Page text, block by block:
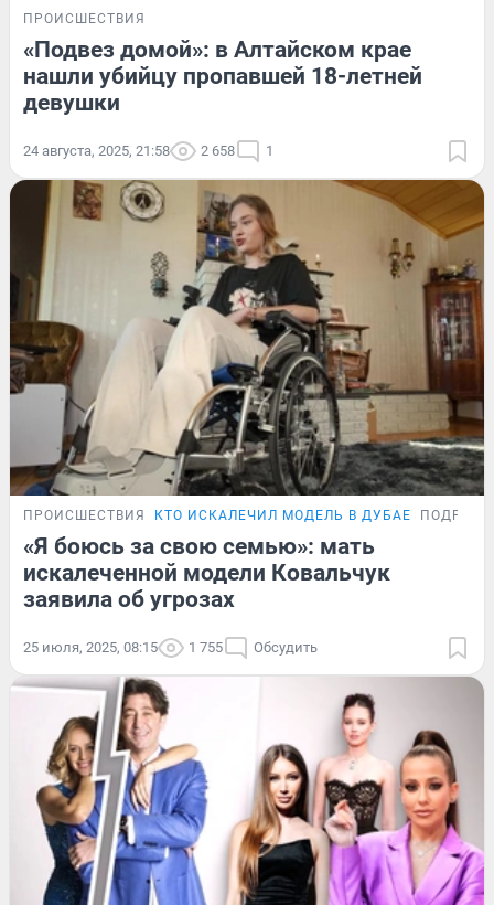
ПРОИСШЕСТВИЯ
«Подвез домой»: в Алтайском крае
нашли убийцу пропавшей 18-летней
девушки
24 августа, 2025, 21:58 2 658 1
ПРОИСШЕСТВИЯ КТО ИСКАЛЕЧИЛ МОДЕЛЬ В ДУБАЕ
«Я боюсь за свою семью»: мать
искалеченной модели Ковальчук
заявила об угрозах
25 июля, 2025, 08:15 1 755 Обсудить